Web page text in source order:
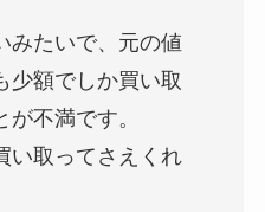
みたいで、元の値
少額でしか買い取
不満です。
い取ってさえくれ